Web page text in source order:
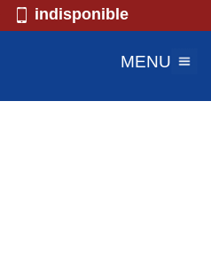
indisponible
MENU